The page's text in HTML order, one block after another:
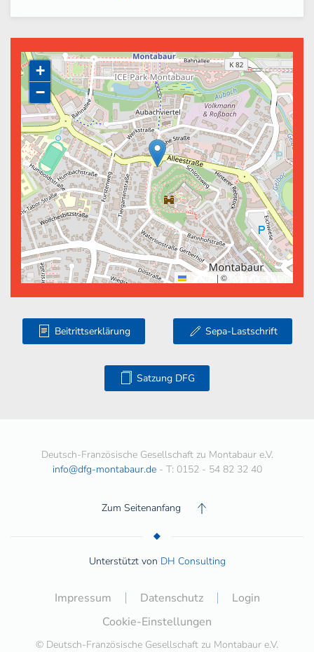
+
−
| ©
Beitrittserklärung Sepa-Lastschrift
Satzung DFG
Deutsch-Französische Gesellschaft zu Montabaur e.V.
info@dfg-montabaur.de- T: 0152 - 54 82 32 40
Zum Seitenanfang
Unterstützt von DH Consulting
Impressum Datenschutz
Login
Cookie-Einstellungen
© Deutsch-Französische Gesellschaft zu Montabaur e.V.